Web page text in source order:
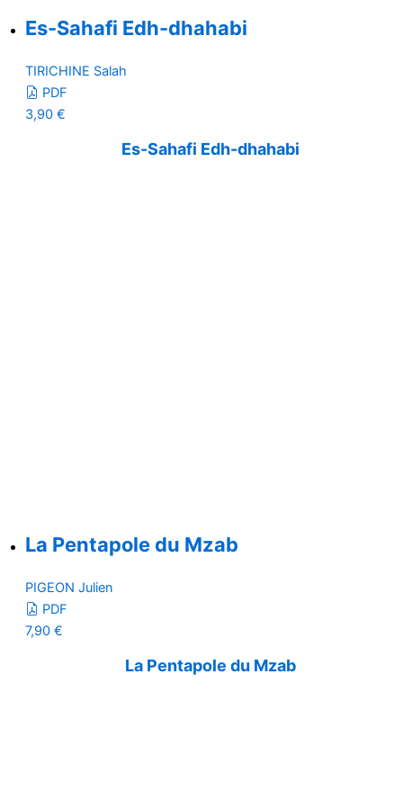
Es-Sahafi Edh-dhahabi
TIRICHINE Salah
PDF
3,90 €
Es-Sahafi Edh-dhahabi
La Pentapole du Mzab
PIGEON Julien
PDF
7,90 €
La Pentapole du Mzab